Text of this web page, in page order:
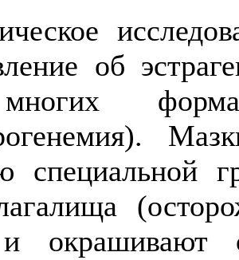
об
специальной
и окрашивают